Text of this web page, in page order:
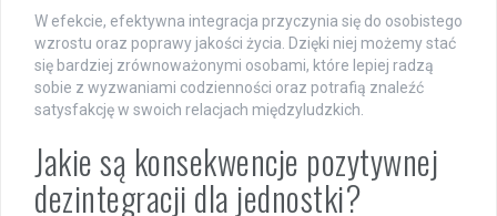
W efekcie, efektywna integracja przyczynia się do osobistego
wzrostu oraz poprawy jakości życia. Dzięki niej możemy stać
się bardziej zrównoważonymi osobami, które lepiej radzą
sobie z wyzwaniami codzienności oraz potrafią znaleźć
satysfakcję w swoich relacjach międzyludzkich.
Jakie są konsekwencje pozytywnej
dezintegracji dla jednostki?